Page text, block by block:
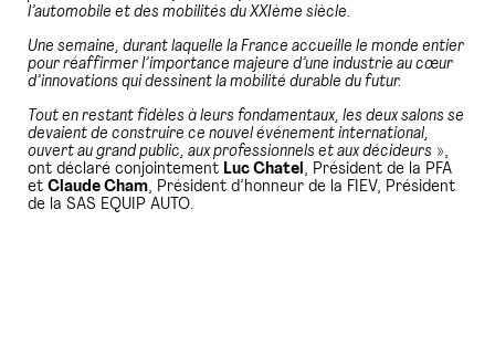
l’automobile et des mobilités du XXIème siècle.
Une semaine, durant laquelle la France accueille le monde entier
pour réaffirmer l’importance majeure d’une industrie au cœur
d’innovations qui dessinent la mobilité durable du futur.
Tout en restant fidèles à leurs fondamentaux, les deux salons se
devaient de construire ce nouvel événement international,
ouvert au grand public, aux professionnels et aux décideurs »,
ont déclaré conjointement Luc Chatel, Président de la PFA
et Claude Cham, Président d’honneur de la FIEV, Président
de la SAS EQUIP AUTO.